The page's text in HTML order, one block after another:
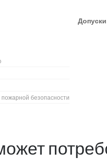
безопасности
Александр Петров
фондом, поэтому
и снизить
не просто
на финансовое